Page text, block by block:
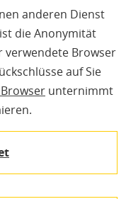
anderen Dienst
die Anonymität
verwendete Browser
auf Sie
unternimmt